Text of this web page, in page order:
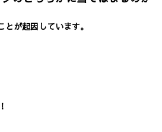
とが起因しています。